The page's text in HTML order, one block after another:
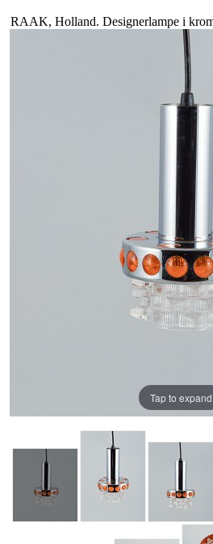
RAAK, Holland. Designerlampe i
Tap to expand